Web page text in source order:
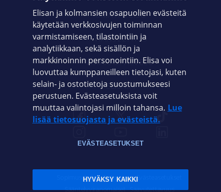
OMAYHTEISÖ
VIANSELVITYS
ASIAKASPALVELU
ELISA.FI
Sopimusehdot Tietosuoja Evästeasetukset
Sääntelyviranomaiset Saavutettavuus
Elisan ja kolmansien osapuolien evästeitä
käytetään verkkosivujen toiminnan
varmistamiseen, tilastointiin ja
analytiikkaan, sekä sisällön ja
markkinoinnin personointiin. Elisa voi
luovuttaa kumppaneilleen tietojasi, kuten
selain- ja ostotietoja suostumukseesi
perustuen. Evästeasetuksista voit
muuttaa valintojasi milloin tahansa. Lue
lisää tietosuojasta ja evästeistä.
EVÄSTEASETUKSET
HYVÄKSY KAIKKI